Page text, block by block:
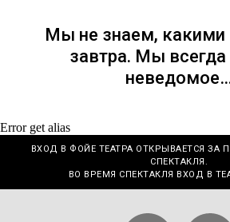
Мы не знаем,
завтра. Мы
Error get alias
ВХОД В ФОЙЕ ТЕАТРА ОТКРЫВАЕТСЯ ЗА
СПЕКТАКЛЯ.
ВО ВРЕМЯ СПЕКТАКЛЯ ВХОД В